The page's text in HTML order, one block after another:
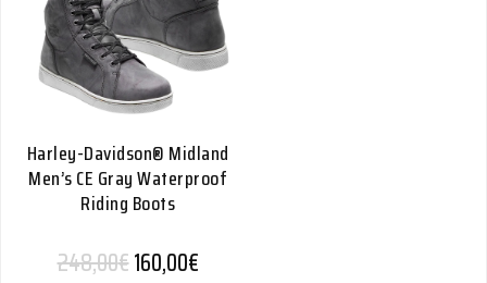
Harley-Davidson® Midland
Men’s CE Gray Waterproof
Riding Boots
248,00€Alkuperäinen hinta oli: 248,00€.
160,00€Nykyinen hinta on: 160,00€.